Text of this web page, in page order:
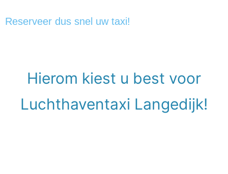
Reserveer dus snel uw taxi!
Hierom kiest u best voor
Luchthaventaxi Langedijk!